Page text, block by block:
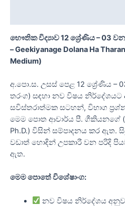
භෞතික විද්‍යාව 12 ශ්‍රේණිය – 03
– Geekiyanage Dolana Ha
Medium)
අ.පො.ස. උසස් පෙළ 12 ශ්‍රේණිය
තරංග) සඳහා නව විෂය
සවිස්තරාත්මක සටහන්, විභාග
මෙම පොත ආචාර්ය පී. ගීකියනගේ
Ph.D.) විසින් සම්පාදනය කර ඇත.
වඩාත් හොඳින් උපකාරී වන පරිදි
ඇත.
මෙම පොතේ විශේෂාංග:
නව විෂය නිර්දේශය